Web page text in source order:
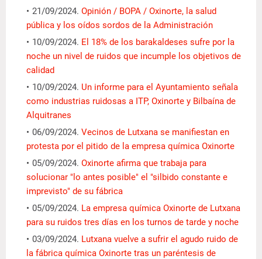
21/09/2024. Opinión / BOPA / Oxinorte, la salud
pública y los oídos sordos de la Administración
10/09/2024. El 18% de los barakaldeses sufre por la
noche un nivel de ruidos que incumple los objetivos de
calidad
10/09/2024. Un informe para el Ayuntamiento señala
como industrias ruidosas a ITP, Oxinorte y Bilbaína de
Alquitranes
06/09/2024. Vecinos de Lutxana se manifiestan en
protesta por el pitido de la empresa química Oxinorte
05/09/2024. Oxinorte afirma que trabaja para
solucionar "lo antes posible" el "silbido constante e
imprevisto" de su fábrica
05/09/2024. La empresa química Oxinorte de Lutxana
para su ruidos tres días en los turnos de tarde y noche
03/09/2024. Lutxana vuelve a sufrir el agudo ruido de
la fábrica química Oxinorte tras un paréntesis de